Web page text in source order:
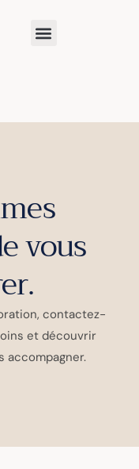
vous
contactez-
et découvrir
accompagner.